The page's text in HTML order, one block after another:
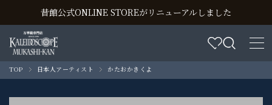
昔館公式ONLINE STOREがリニューアルしました
TOP 日本人アーティスト かたおかきくよ